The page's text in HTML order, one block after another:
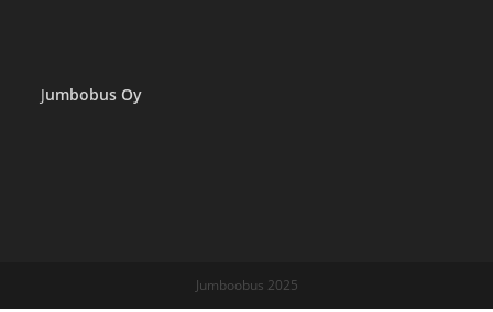
Jumbobus Oy
Jumboobus 2025